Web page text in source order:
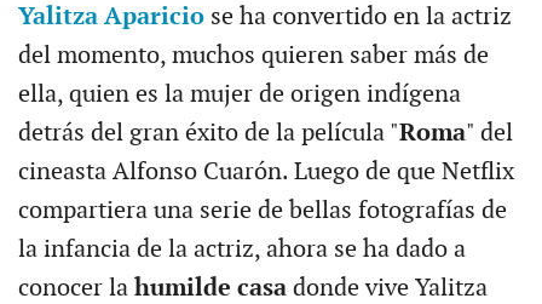
Yalitza Aparicio se ha convertido en la actriz
del momento, muchos quieren saber más de
ella, quien es la mujer de origen indígena
detrás del gran éxito de la película "Roma" del
cineasta Alfonso Cuarón. Luego de que Netflix
compartiera una serie de bellas fotografías de
la infancia de la actriz, ahora se ha dado a
conocer la humilde casadonde vive Yalitza